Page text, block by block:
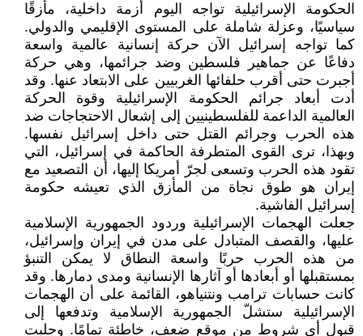
الحكومة الإسرائيلية تواجه اليوم أزمة داخلية، مأزقًا
سياسيًا، وعزلة شاملة على المستوى الإقليمي والدولي.
كما تواجه إسرائيل الآن حركة إنسانية عالمية واسعة
دفاعًا عن جماهير فلسطين وضد جرائمها، وهي حركة
أجبرت حتى أقرب حلفائها الغربيين على الابتعاد عنها. وقد
أدت أبعاد جرائم الحكومة الإسرائيلية وقوة الحركة
العالمية الداعمة للفلسطينيين إلى إشعال الاحتجاجات ضد
هذه الحرب وجرائم القتل حتى داخل إسرائيل نفسها.
وبهذا، ترى القوى المتطرفة الحاكمة في إسرائيل، التي
تقود هذه الحرب وتسعى لجرّ أمريكا إليها، أن التصعيد مع
إيران هو طوق نجاة من المأزق الذي تعيشه حكومة
إسرائيل الفاشية.
جعلت الهجمات الإسرائيلية وردود الجمهورية الإسلامية
عليها، والقصف المتبادل على مدن في إيران وإسرائيل،
من هذه الحرب حربًا واسعة النطاق لا يمكن التنبؤ
بمستقبلها أو أبعادها أو آثارها الإنسانية ومدى دمارها. وقد
كانت حسابات ترامب ونتنياهو، القائمة على أن الهجمات
الإسرائيلية ستشلّ الجمهورية الإسلامية وتدفعها إلى
قبول أي شروط من موقع ضعف، خاطئة تمامًا. وجلبت